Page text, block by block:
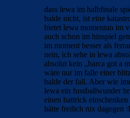
dass lewa im halbfinale
balde nicht, ist eine
bietet lewa momentan im
auch schon im hinspiel
im moment besser als
nein, ich sehe in lewa
absolut kein „barca got a
wäre nur im falle einer
balde der fall. Aber wie
lewa ein fussballwunder
einen hattrick
hätte freilich nix dagegen